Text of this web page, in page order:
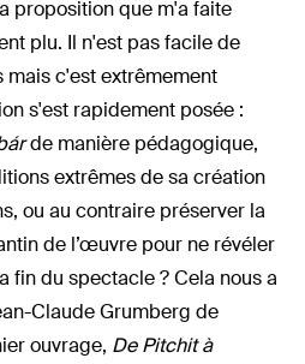
proposition que m'a faite
plu. Il n'est pas facile de
c'est extrêmement
s'est rapidement posée :
de manière pédagogique,
extrêmes de sa création
ou au contraire préserver la
de l’œuvre pour ne révéler
fin du spectacle ? Cela nous a
Claude Grumberg de
ouvrage, De Pitchit à